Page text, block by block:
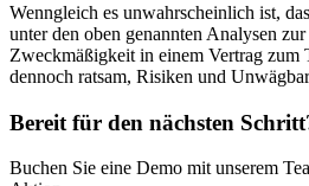
Wenngleich es unwahrscheinlich ist,
unter den oben genannten Analysen
Zweckmäßigkeit in einem Vertrag zum
dennoch ratsam, Risiken und
Bereit für den nächsten
Buchen Sie eine Demo mit unserem